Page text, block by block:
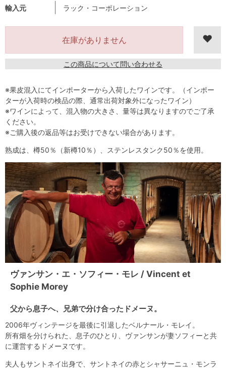
輸入元 ラック・コーポレーション
在庫がありません
この商品について問い合わせる
※果皮混入にてインポーターから入荷したワインです。（インポー
ターが入荷時の検品の際、通常出荷対象外になったワイン）
※ワインによって、混入物の大きさ、量等は異なりますのでご了承
ください。
※ご購入後の返品等はお受けできない場合があります。
熟成は、樽50％（新樽10％）、ステンレスタンク50％を使用。
ヴァンサン・エ・ソフィー・モレ / Vincent et
Sophie Morey
父から息子へ、兄弟で分け合ったドメーヌ。
2006年ヴィンテージを最後に引退したベルナール・モレイ。
所有畑を分けられた、息子のひとり、ヴァンサンが妻ソフィーと共
に運営するドメーヌです。
夫人もサントネイ出身で、サントネイの赤とシャサーニュ・モンラ